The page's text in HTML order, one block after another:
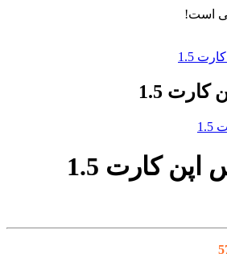
1.5
کارت 1.5